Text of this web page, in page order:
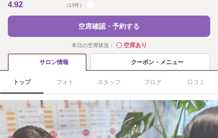
4.92 （13件）
空席確認・予約する
本日の空席状況： ◯空席あり
サロン情報 クーポン・メニュー
トップ フォト スタッフ ブログ 口コミ